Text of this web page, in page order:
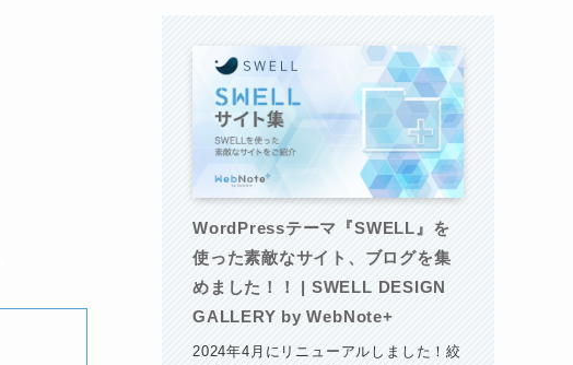
WordPressテーマ『SWELL』を
使った素敵なサイト、ブログを集
めました！！ | SWELL DESIGN
GALLERY by WebNote+
2024年4月にリニューアルしました！絞